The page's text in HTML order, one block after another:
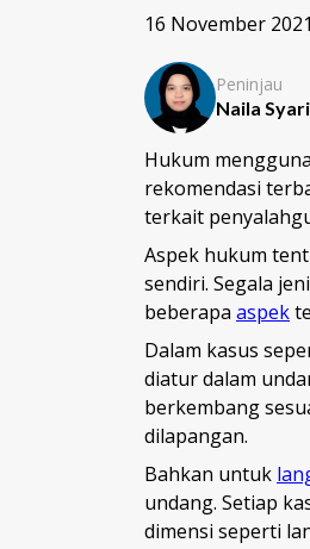
16 November 2021
Peninjau
Naila
Hukum
rekomendasi
terkait
Aspek hukum
sendiri. Segala
beberapa aspek
Dalam kasus
diatur dalam
berkembang
dilapangan.
Bahkan untuk
undang. Setiap
dimensi seperti